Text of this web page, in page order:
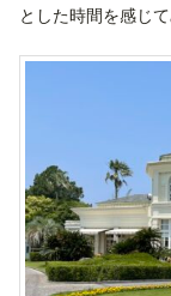
とした時間を感じ